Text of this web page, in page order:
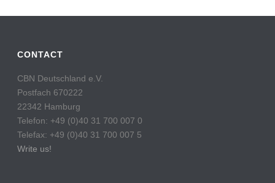
CONTACT
CBN Deutschland e.V.
Postfach 670222
22342 Hamburg
Telefon: +49 (0)40 31 700 007 0
Telefax: +49 (0)40 31 700 007 5
Write us!